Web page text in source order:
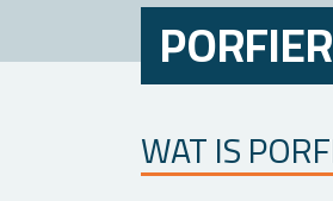
POR­FIER
WAT IS